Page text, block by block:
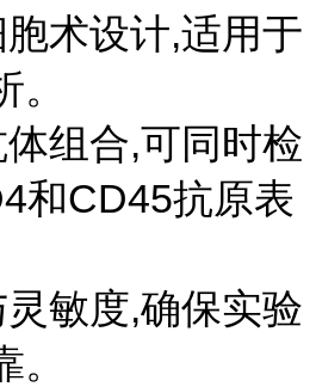
术设计,适用于
组合,可同时检
和CD45抗原表
敏度,确保实验